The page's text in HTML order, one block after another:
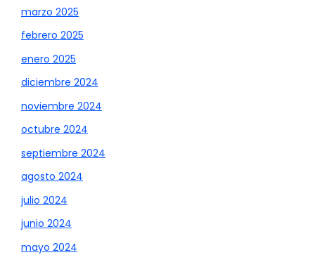
marzo 2025
febrero 2025
enero 2025
diciembre 2024
noviembre 2024
octubre 2024
septiembre 2024
agosto 2024
julio 2024
junio 2024
mayo 2024